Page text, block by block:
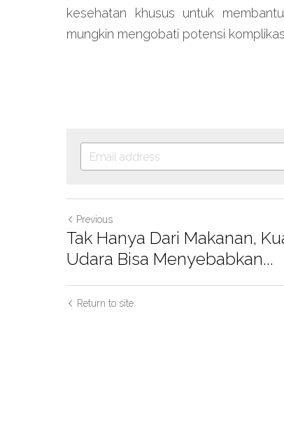
kesehatan khusus untuk
mungkin mengobati potensi
Previous
Tak Hanya Dari Makanan,
Udara Bisa Menyebabkan...
Return to site